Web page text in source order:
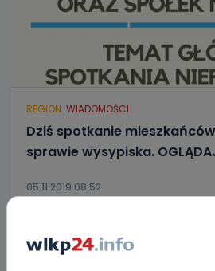
REGION WIADOMOŚCI
Dziś spotkanie
sprawie wysypiska.
05.11.2019 08:52